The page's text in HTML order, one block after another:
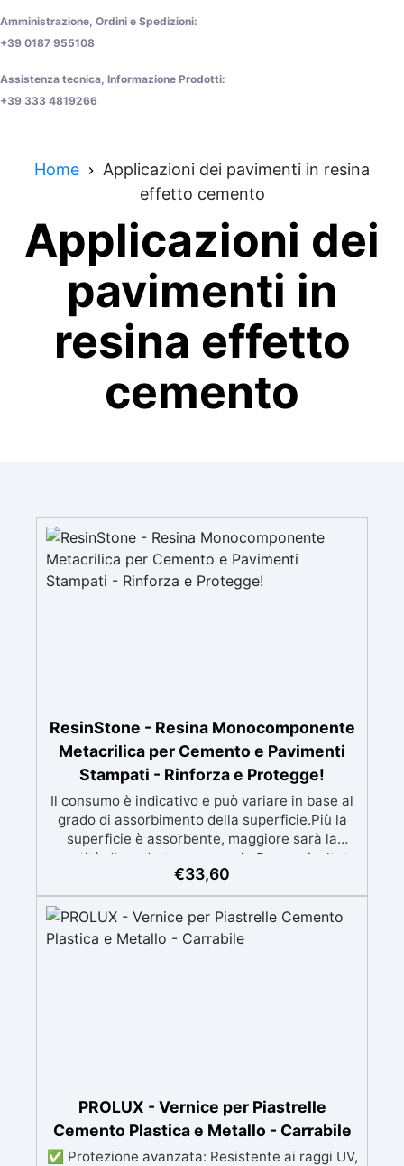
Amministrazione, Ordini e Spedizioni:
+39 0187 955108
Assistenza tecnica, Informazione Prodotti:
+39 333 4819266
Home
Applicazioni dei pavimenti in resina
effetto cemento
Applicazioni dei
pavimenti in
resina effetto
cemento
ResinStone - Resina Monocomponente
Metacrilica per Cemento e Pavimenti
Stampati - Rinforza e Protegge!
Il consumo è indicativo e può variare in base al
grado di assorbimento della superficie.Più la
superficie è assorbente, maggiore sarà la
quantità di prodotto necessaria.Per un risultato
ottimale, consigliamo di acquistare una
quantità sufficiente per l’applicazione di almeno
due mani. ✅ Resina metacrilica
monocomponente per consolidare e proteggere
garage, cortili, magazzini e piazzali, resistente
a temperature estreme e agenti chimici
€33,60
PROLUX - Vernice per Piastrelle
Cemento Plastica e Metallo - Carrabile
✅ Protezione avanzata: Resistente ai raggi UV,